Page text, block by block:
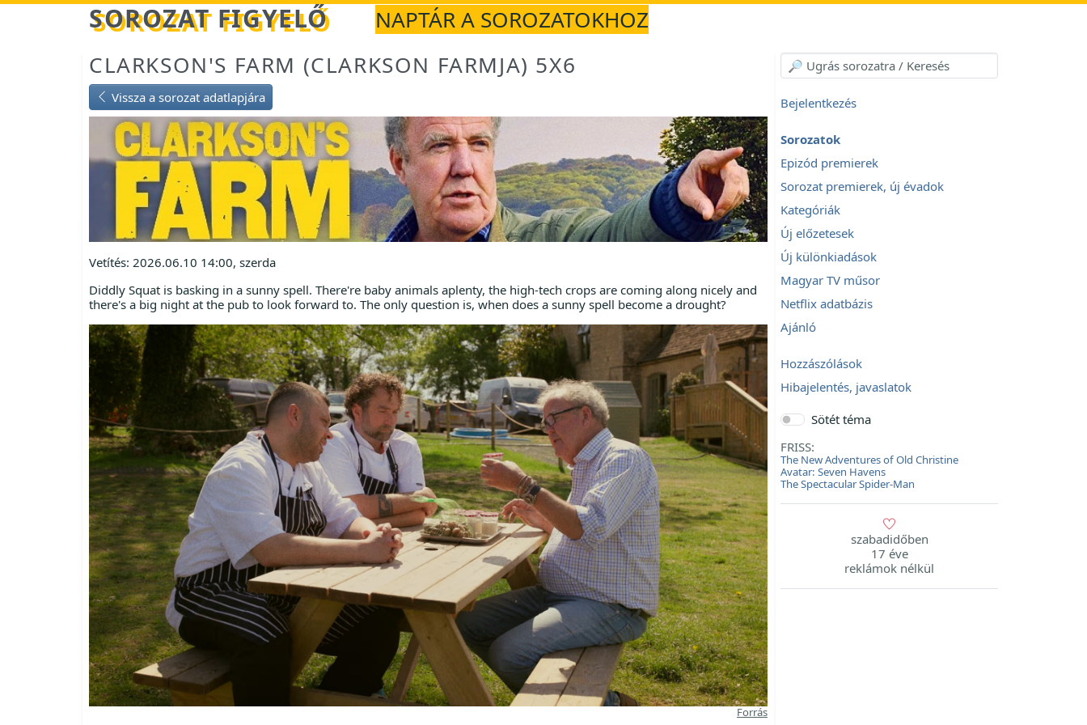
Betöltés... SOROZAT FIGYELŐ
NAPTÁR A SOROZATOKHOZ
CLARKSON'S FARM (CLARKSON FARMJA) 5X6
Vissza a sorozat adatlapjára
Vetítés: 2026.06.10 14:00, szerda
Diddly Squat is basking in a sunny spell. There're baby animals aplenty, the high-tech crops are coming along nicely and
there's a big night at the pub to look forward to. The only question is, when does a sunny spell become a drought?
Forrás
Bejelentkezés
Sorozatok
Epizód premierek
Sorozat premierek, új évadok
Kategóriák
Új előzetesek
Új különkiadások
Magyar TV műsor
Netflix adatbázis
Ajánló
Hozzászólások
Hibajelentés, javaslatok
Sötét téma
FRISS:
The New Adventures of Old Christine
Avatar: Seven Havens
The Spectacular Spider-Man
szabadidőben
17 éve
reklámok nélkül